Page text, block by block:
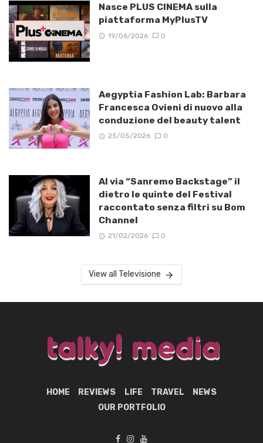
Nasce PLUS CINEMA sulla
piattaforma MyPlusTV
19/06/2026 0
Aegyptia Fashion Lab: Barbara
Francesca Ovieni di nuovo alla
conduzione del beauty talent
25/05/2026 0
Al via “Sanremo Backstage” il
dietro le quinte del Festival
raccontato senza filtri su Bom
Channel
21/02/2026 0
View all Televisione
HOME REVIEWS LIFE TRAVEL
NEWS
OUR PORTFOLIO